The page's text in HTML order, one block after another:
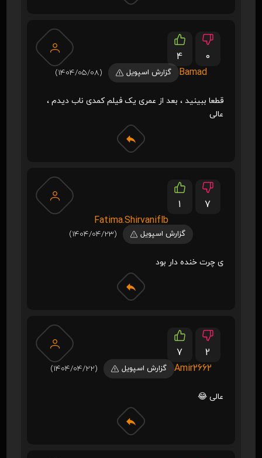
4
0
Bamad
گزارش اسپویل (1404/05/08)
قطعا ببینید ، بعد از عمری یک فیلم کمدی ناب دیدم ،
عالی
1
7
Fatima.Shirvaniflb
گزارش اسپویل (1404/04/23)
ی چرت خنده دار بود
7
2
Amir2662
گزارش اسپویل (1404/04/22)
عالی 😂